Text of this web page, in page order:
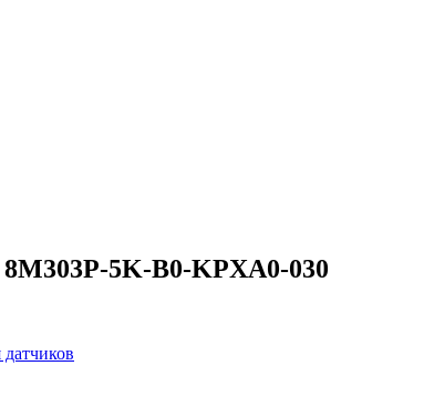
5K-B0-KPXA0-030